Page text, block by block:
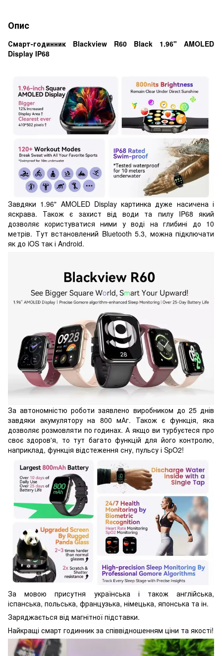
Опис
Смарт-годинник Blackview R60 Black 1.96" AMOLED
Display IP68
Завдяки 1.96" AMOLED Display картинка дуже насичена і
яскрава. Також є захист від води та пилу IP68 який
дозволяє користуватися ними у воді на глибині до 10
метрів. Тут встановлений Bluetooth 5.3, можна підключати
як до iOS так і Android.
За автономністю роботи заявлено виробником до 25 днів
завдяки акумулятору на 800 мАг. Також є функція, яка
дозволяє розмовляти по годинах. А якщо ви турбуєтеся про
своє здоров'я, то тут багато функцій для його контролю,
наприклад, функція відстеження сну, пульсу і SpO2!
За мовою присутня українська і також англійська,
іспанська, польська, французька, німецька, японська та ін.
Заряджається від магнітної підставки.
Найкращі смарт годинник за співвідношенням ціни та якості!